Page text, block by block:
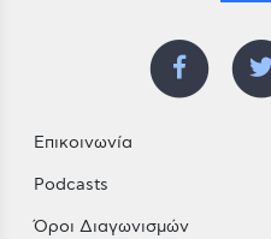
Επικοινωνία
Podcasts
Όροι Διαγωνισμών